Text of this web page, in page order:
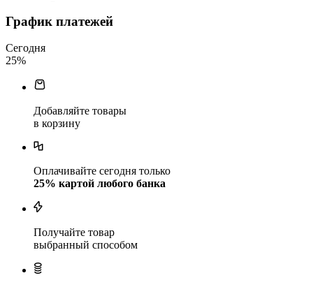
График платежей
Сегодня
25%
Добавляйте товары
в корзину
Оплачивайте сегодня только
25% картой любого банка
Получайте товар
выбранный способом